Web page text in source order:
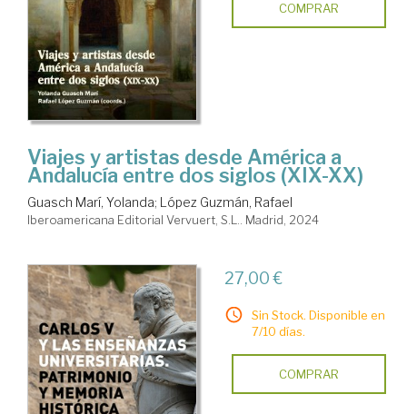
COMPRAR
Viajes y artistas desde América a
Andalucía entre dos siglos (XIX-XX)
Guasch Marí, Yolanda; López Guzmán, Rafael
Iberoamericana Editorial Vervuert, S.L.. Madrid, 2024
27,00 €
Sin Stock. Disponible en
7/10 días.
COMPRAR